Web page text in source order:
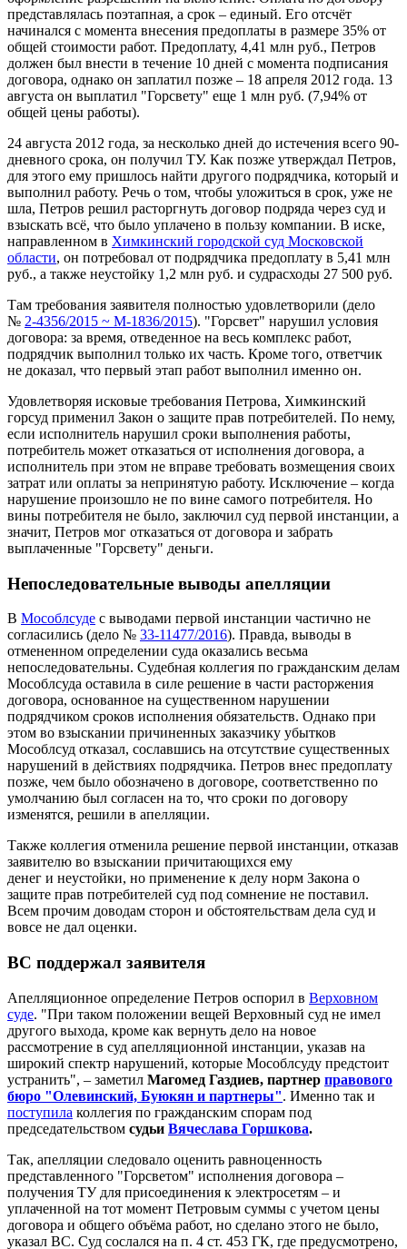
представлялась поэтапная, а срок – единый. Его отсчёт
начинался с момента внесения предоплаты в размере 35% от
общей стоимости работ. Предоплату, 4,41 млн руб., Петров
должен был внести в течение 10 дней с момента подписания
договора, однако он заплатил позже – 18 апреля 2012 года. 13
августа он выплатил "Горсвету" еще 1 млн руб. (7,94% от
общей цены работы).
24 августа 2012 года, за несколько дней до истечения всего 90-
дневного срока, он получил ТУ. Как позже утверждал Петров,
для этого ему пришлось найти другого подрядчика, который и
выполнил работу. Речь о том, чтобы уложиться в срок, уже не
шла, Петров решил расторгнуть договор подряда через суд и
взыскать всё, что было уплачено в пользу компании. В иске,
направленном в Химкинский городской суд Московской
области, он потребовал от подрядчика предоплату в 5,41 млн
руб., а также неустойку 1,2 млн руб. и судрасходы 27 500 руб.
Там требования заявителя полностью удовлетворили (дело
№ 2-4356/2015 ~ М-1836/2015). "Горсвет" нарушил условия
договора: за время, отведенное на весь комплекс работ,
подрядчик выполнил только их часть. Кроме того, ответчик
не доказал, что первый этап работ выполнил именно он.
Удовлетворяя исковые требования Петрова, Химкинский
горсуд применил Закон о защите прав потребителей. По нему,
если исполнитель нарушил сроки выполнения работы,
потребитель может отказаться от исполнения договора, а
исполнитель при этом не вправе требовать возмещения своих
затрат или оплаты за непринятую работу. Исключение – когда
нарушение произошло не по вине самого потребителя. Но
вины потребителя не было, заключил суд первой инстанции, а
значит, Петров мог отказаться от договора и забрать
выплаченные "Горсвету" деньги.
Непоследовательные выводы апелляции
В Мособлсуде с выводами первой инстанции частично не
согласились (дело № 33-11477/2016). Правда, выводы в
отмененном определении суда оказались весьма
непоследовательны. Судебная коллегия по гражданским делам
Мособлсуда оставила в силе решение в части расторжения
договора, основанное на существенном нарушении
подрядчиком сроков исполнения обязательств. Однако при
этом во взыскании причиненных заказчику убытков
Мособлсуд отказал, сославшись на отсутствие существенных
нарушений в действиях подрядчика. Петров внес предоплату
позже, чем было обозначено в договоре, соответственно по
умолчанию был согласен на то, что сроки по договору
изменятся, решили в апелляции.
Также коллегия отменила решение первой инстанции, отказав
заявителю во взыскании причитающихся ему
денег и неустойки, но применение к делу норм Закона о
защите прав потребителей суд под сомнение не поставил.
Всем прочим доводам сторон и обстоятельствам дела суд и
вовсе не дал оценки.
ВС поддержал заявителя
Апелляционное определение Петров оспорил в Верховном
суде. "При таком положении вещей Верховный суд не имел
другого выхода, кроме как вернуть дело на новое
рассмотрение в суд апелляционной инстанции, указав на
широкий спектр нарушений, которые Мособлсуду предстоит
устранить", – заметил Магомед Газдиев, партнер правового
бюро "Олевинский, Буюкян и партнеры". Именно так и
поступила коллегия по гражданским спорам под
председательством судьи Вячеслава Горшкова.
Так, апелляции следовало оценить равноценность
представленного "Горсветом" исполнения договора –
получения ТУ для присоединения к электросетям – и
уплаченной на тот момент Петровым суммы с учетом цены
договора и общего объёма работ, но сделано этого не было,
указал ВС. Суд сослался на п. 4 ст. 453 ГК, где предусмотрено,